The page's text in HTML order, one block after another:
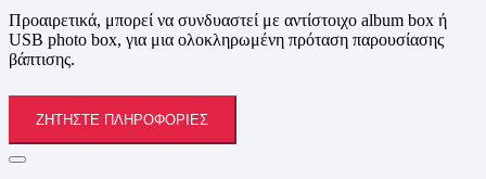
Προαιρετικά, μπορεί να συνδυαστεί με αντίστοιχο album box ή
USB photo box, για μια ολοκληρωμένη πρόταση παρουσίασης
βάπτισης.
ΖΗΤΉΣΤΕ ΠΛΗΡΟΦΟΡΊΕΣ